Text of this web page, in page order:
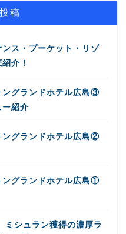
稿
ンス・プーケット・リゾ
介！
ングランドホテル広島③
ー紹介
ングランドホテル広島②
ングランドホテル広島①
シュラン獲得の濃厚ラ